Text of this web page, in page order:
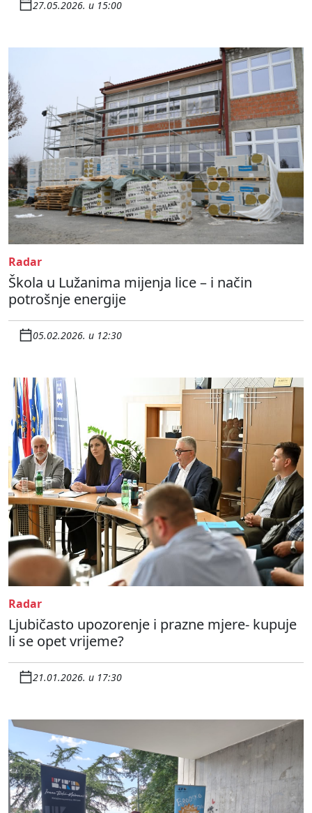
27.05.2026. u 15:00
Radar
Škola u Lužanima mijenja lice – i način
potrošnje energije
05.02.2026. u 12:30
Radar
Ljubičasto upozorenje i prazne mjere- kupuje
li se opet vrijeme?
21.01.2026. u 17:30